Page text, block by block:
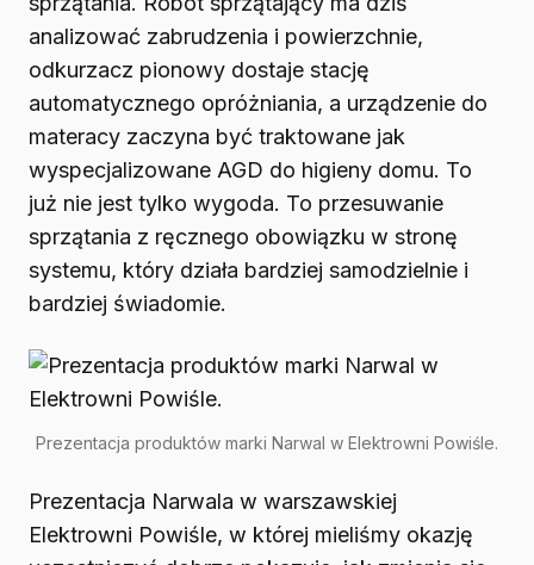
analizować zabrudzenia i powierzchnie,
odkurzacz pionowy dostaje stację
automatycznego opróżniania, a urządzenie do
materacy zaczyna być traktowane jak
wyspecjalizowane AGD do higieny domu. To
już nie jest tylko wygoda. To przesuwanie
sprzątania z ręcznego obowiązku w stronę
systemu, który działa bardziej samodzielnie i
bardziej świadomie.
Prezentacja produktów marki Narwal w Elektrowni Powiśle.
Prezentacja Narwala w warszawskiej
Elektrowni Powiśle, w której mieliśmy okazję